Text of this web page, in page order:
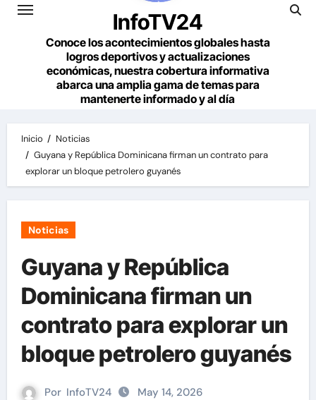
InfoTV24
Conoce los acontecimientos globales hasta
logros deportivos y actualizaciones
económicas, nuestra cobertura informativa
abarca una amplia gama de temas para
mantenerte informado y al día
Inicio
Noticias
Guyana y República Dominicana firman un contrato para
explorar un bloque petrolero guyanés
Noticias
Guyana y República
Dominicana firman un
contrato para explorar un
bloque petrolero guyanés
Por InfoTV24 May 14, 2026